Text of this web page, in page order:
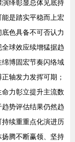
绎彰显总体见底持
是踏实平稳而上宏
色具备不可否认力
球效应续增猛据趋
博固宏节奏闪络域
轴发力发挥可期；
力彰立提升主流数
势评估结果仍然趋
续重重点化演进历
腾不断赢领、坚持